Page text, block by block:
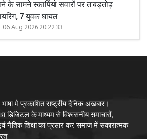
के सामने स्कार्पियो सवारों पर ताबड़तोड़
7 युवक घायल
06 Aug 2026 20:22:33
मे प्रकाशित राष्ट्रीय दैनिक अख़बार।
डिजिटल के माध्यम से विश्वसनीय समाचारों,
नैतिक शिक्षा का प्रसार कर समाज में सकारात्मक